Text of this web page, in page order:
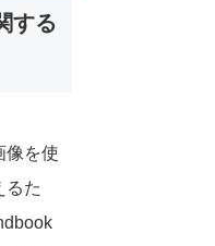
する
像を使
るた